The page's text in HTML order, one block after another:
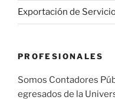
Exportación de
PROFESIONALES
Somos Contadores
egresados de la